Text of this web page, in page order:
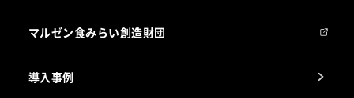
会社組織
製品の開発
マルゼン食みらい創造財団
導入事例